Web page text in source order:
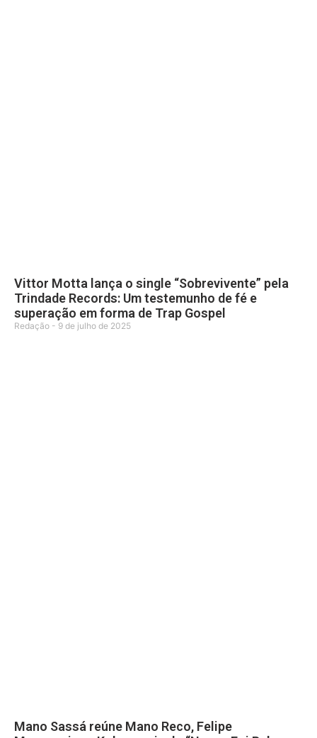
Vittor Motta lança o single “Sobrevivente” pela
Trindade Records: Um testemunho de fé e
superação em forma de Trap Gospel
Redação 9 de julho de 2025
Mano Sassá reúne Mano Reco, Felipe